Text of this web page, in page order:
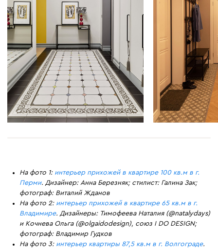
На фото 1: интерьер прихожей в квартире 100 кв.м в г.
Перми. Дизайнер: Анна Березняк; стилист: Галина Зак;
фотограф: Виталий Жданов
На фото 2: интерьер прихожей в квартире 65 кв.м в г.
Владимире. Дизайнеры: Тимофеева Наталия (@natalydays)
и Кочнева Ольга (@olgaidodesign), союз I DO DESIGN;
фотограф: Владимир Гудков
На фото 3: интерьер квартиры 87,5 кв.м в г. Волгограде.